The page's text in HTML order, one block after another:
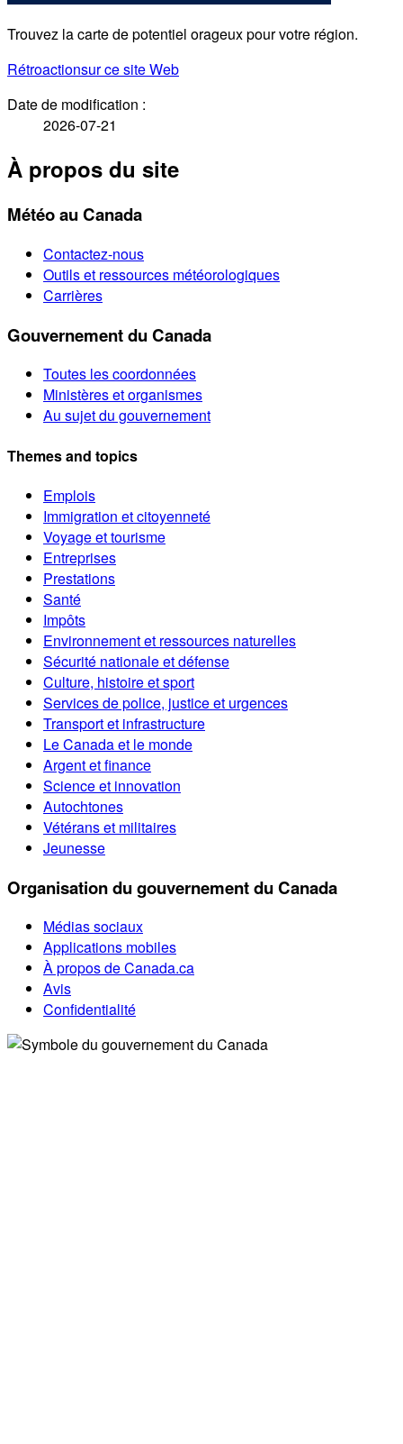
Trouvez la carte de potentiel orageux pour votre région.
Rétroactionsur ce site Web
Date de modification :
2026-07-21
À propos du site
Météo au Canada
Contactez-nous
Outils et ressources météorologiques
Carrières
Gouvernement du Canada
Toutes les coordonnées
Ministères et organismes
Au sujet du gouvernement
Themes and topics
Emplois
Immigration et citoyenneté
Voyage et tourisme
Entreprises
Prestations
Santé
Impôts
Environnement et ressources naturelles
Sécurité nationale et défense
Culture, histoire et sport
Services de police, justice et urgences
Transport et infrastructure
Le Canada et le monde
Argent et finance
Science et innovation
Autochtones
Vétérans et militaires
Jeunesse
Organisation du gouvernement du Canada
Médias sociaux
Applications mobiles
À propos de Canada.ca
Avis
Confidentialité